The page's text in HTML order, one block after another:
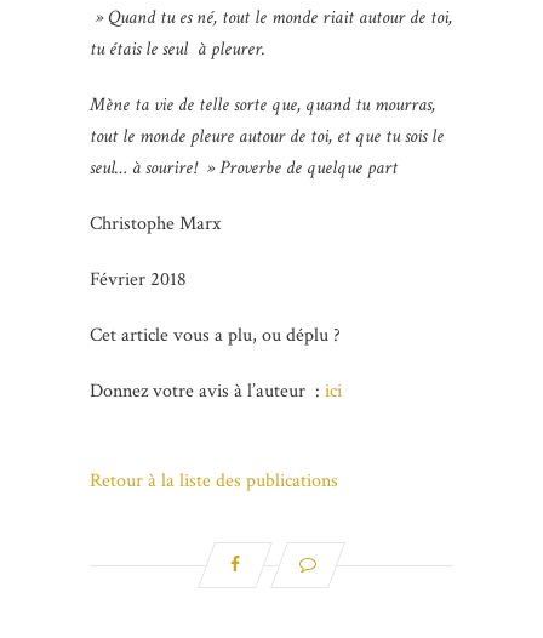
» Quand tu es né, tout le monde riait autour de toi,
tu étais le seul à pleurer.
Mène ta vie de telle sorte que, quand tu mourras,
tout le monde pleure autour de toi, et que tu sois le
seul… à sourire! » Proverbe de quelque part
Christophe Marx
Février 2018
Cet article vous a plu, ou déplu ?
Donnez votre avis à l’auteur : ici
Retour à la liste des publications